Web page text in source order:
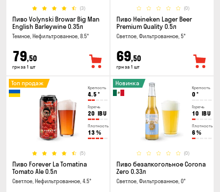
(3)
Пиво Volynski Browar Big Man
English Barleywine 0.35л
Темное, Нефильтрованное, 8.5°
79,50
грн за 1 шт
(0)
Пиво Heineken Lager Beer
Premium Quality 0.5л
Светлое, Фильтрованное, 5°
69,50
грн за 1 шт
Крепость
4.5 °
Горечь
20 IBU
Плотность
13 %
(5)
Топ продаж
Пиво Forever La Tomatina
Tomato Ale 0.5л
Светлое, Нефильтрованное, 4.5°
Крепость
0 °
Горечь
10 IBU
Плотность
6 %
(0)
Новинка
Пиво безалкогольное Corona
Zero 0.33л
Светлое, Фильтрованное, 0°